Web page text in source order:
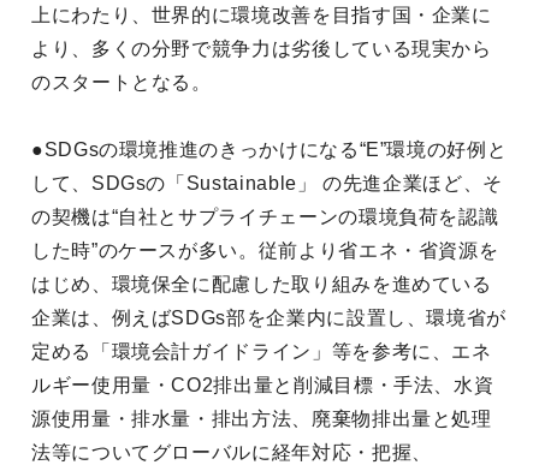
上にわたり、世界的に環境改善を目指す国・企業に
より、多くの分野で競争力は劣後している現実から
のスタートとなる。
●SDGsの環境推進のきっかけになる“E”環境の好例と
して、SDGsの「Sustainable」 の先進企業ほど、そ
の契機は“自社とサプライチェーンの環境負荷を認識
した時”のケースが多い。従前より省エネ・省資源を
はじめ、環境保全に配慮した取り組みを進めている
企業は、例えばSDGs部を企業内に設置し、環境省が
定める「環境会計ガイドライン」等を参考に、エネ
ルギー使用量・CO2排出量と削減目標・手法、水資
源使用量・排水量・排出方法、廃棄物排出量と処理
法等についてグローバルに経年対応・把握、